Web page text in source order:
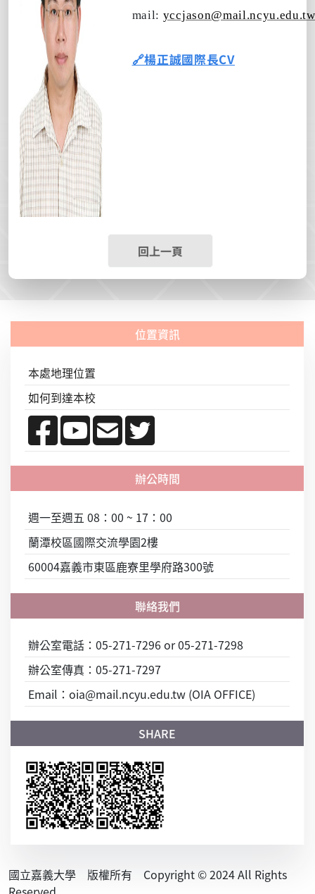
mail: yccjason@mail.ncyu.edu.tw
🔗楊正誠國際長CV
回上一頁
本處地理位置
如何到達本校
週一至週五 08：00 ~ 17：00
蘭潭校區國際交流學園2樓
60004嘉義市東區鹿寮里學府路300號
辦公室電話：05-271-7296 or 05-271-7298
辦公室傳真：05-271-7297
Email：oia@mail.ncyu.edu.tw (OIA OFFICE)
國立嘉義大學 版權所有 Copyright © 2024 All Rights